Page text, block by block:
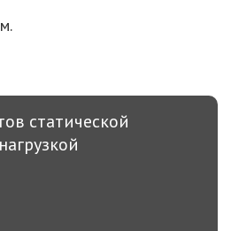
статической